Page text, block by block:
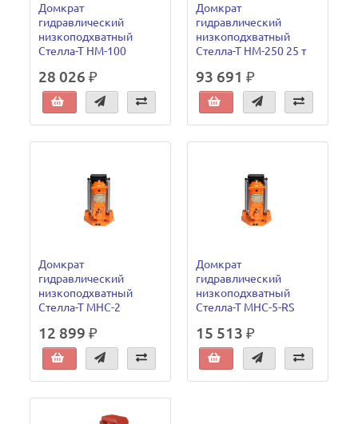
Домкрат
гидравлический
низкоподхватный
Стелла-Т HM-100
28 026 ₽
Домкрат
гидравлический
низкоподхватный
Стелла-Т HM-250 25 т
93 691 ₽
Домкрат
гидравлический
низкоподхватный
Стелла-Т MHC-2
12 899 ₽
Домкрат
гидравлический
низкоподхватный
Стелла-Т MHC-5-RS
15 513 ₽